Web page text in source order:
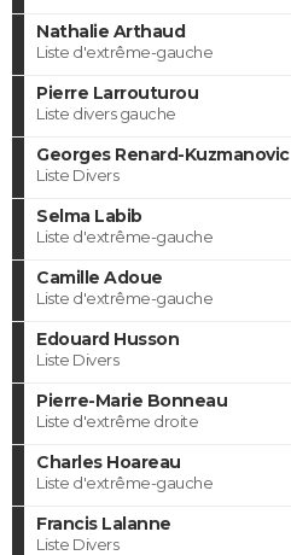
Nathalie Arthaud
Liste d'extrême-gauche
Pierre Larrouturou
Liste divers gauche
Georges Renard-Kuzmanovic
Liste Divers
Selma Labib
Liste d'extrême-gauche
Camille Adoue
Liste d'extrême-gauche
Edouard Husson
Liste Divers
Pierre-Marie Bonneau
Liste d'extrême droite
Charles Hoareau
Liste d'extrême-gauche
Francis Lalanne
Liste Divers